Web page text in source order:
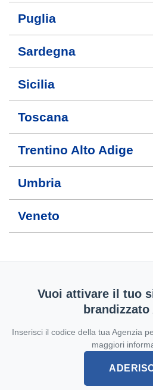
Puglia
Sardegna
Sicilia
Toscana
Trentino Alto Adige
Umbria
Veneto
Vuoi attivare il tuo
brandizzato
Inserisci il codice della tua Agenzia
maggiori